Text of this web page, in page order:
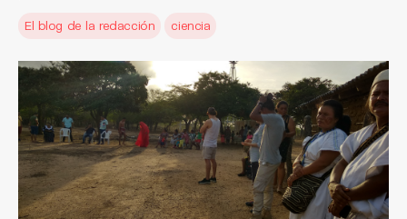
El blog de la redacción ciencia